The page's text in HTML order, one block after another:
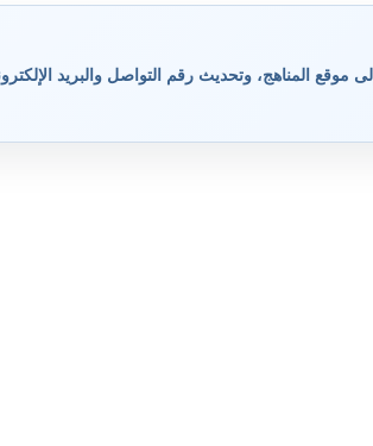
المناهج، وتحديث رقم التواصل والبريد